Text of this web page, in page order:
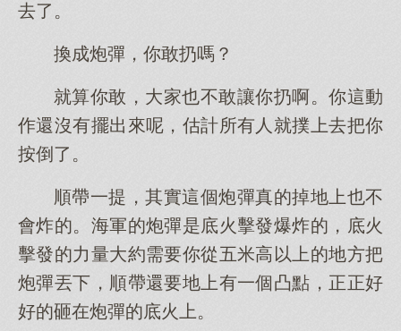
去了。
換成炮彈，你敢扔嗎？
就算你敢，大家也不敢讓你扔啊。你這動
作還沒有擺出來呢，估計所有人就撲上去把你
按倒了。
順帶一提，其實這個炮彈真的掉地上也不
會炸的。海軍的炮彈是底火擊發爆炸的，底火
擊發的力量大約需要你從五米高以上的地方把
炮彈丟下，順帶還要地上有一個凸點，正正好
好的砸在炮彈的底火上。